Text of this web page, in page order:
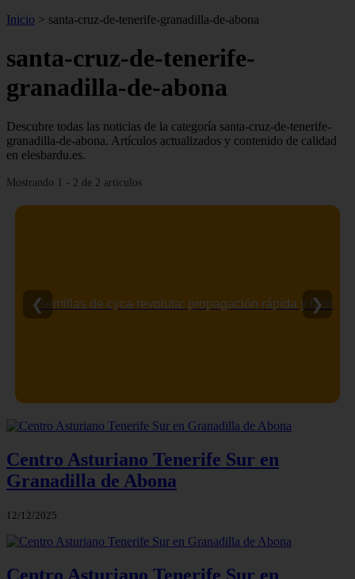
Inicio > santa-cruz-de-tenerife-granadilla-de-abona
santa-cruz-de-tenerife-
granadilla-de-abona
Descubre todas las noticias de la categoría santa-cruz-de-tenerife-
granadilla-de-abona. Artículos actualizados y contenido de calidad
en elesbardu.es.
Mostrando 1 - 2 de 2 artículos
Semillas de cyca revoluta: propagación rápida y fácil
❮ ❯
Centro Asturiano Tenerife Sur en
Granadilla de Abona
12/12/2025
Centro Asturiano Tenerife Sur en